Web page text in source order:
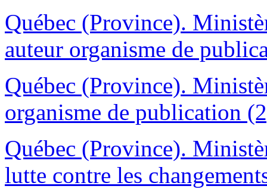
Québec (Province).
auteur organisme de
Québec (Province).
organisme de publication
Québec (Province).
lutte contre les